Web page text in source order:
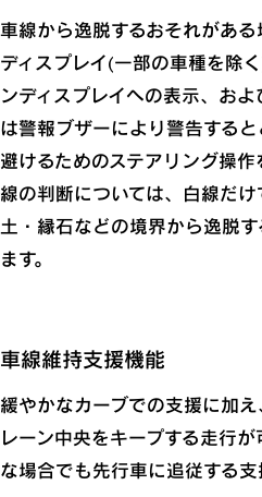
車線から逸脱するおそれがあ
ディスプレイ(一部の車種を除
ンディスプレイへの表示、お
は警報ブザーにより警告する
避けるためのステアリング操
線の判断については、白線だ
土・縁石などの境界から逸脱
ます。
車線維持支援機能
緩やかなカーブでの支援に加
レーン中央をキープする走行
な場合でも先行車に追従する支